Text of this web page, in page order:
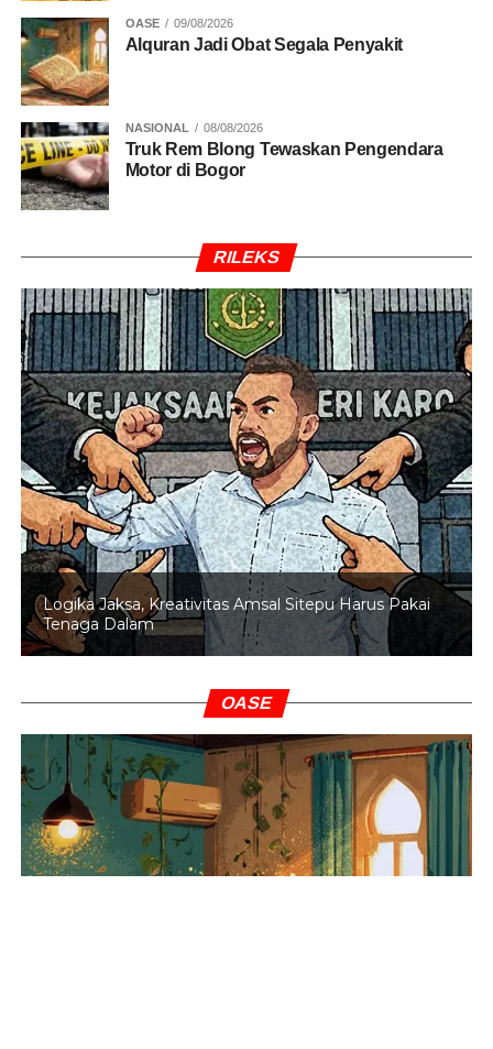
OASE 09/08/2026
Alquran Jadi Obat Segala Penyakit
NASIONAL 08/08/2026
Truk Rem Blong Tewaskan Pengendara
Motor di Bogor
RILEKS
Logika Jaksa, Kreativitas Amsal Sitepu Harus Pakai
Tenaga Dalam
OASE